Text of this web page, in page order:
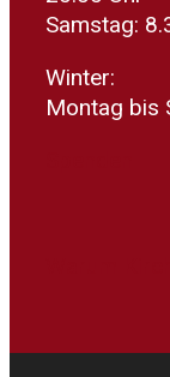
Samstag:
Winter:
Montag bis